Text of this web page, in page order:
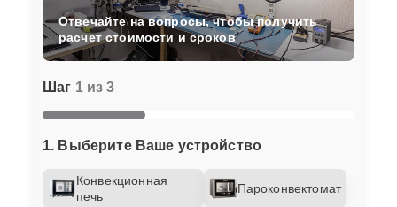
Шаг 1 из 3
1. Выберите Ваше устройство
Конвекционная
печь
Пароконвектомат
Отвечайте на вопросы, чтобы получить
расчет стоимости и сроков